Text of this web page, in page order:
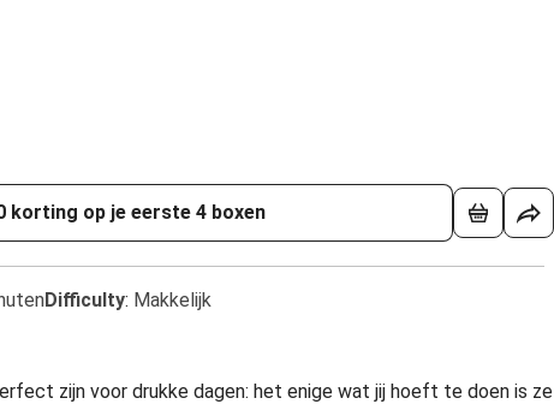
korting op je eerste 4 boxen
Difficulty: Makkelijk
zijn voor drukke dagen: het enige wat jij hoeft te doen is ze